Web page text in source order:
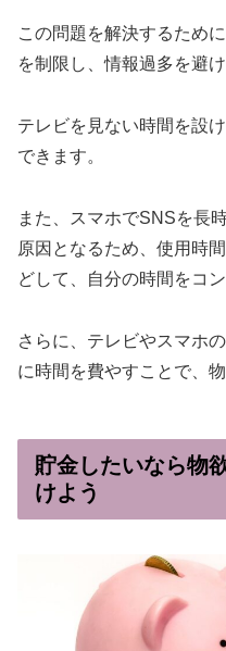
この問題を解決するため
を制限し、情報過多を避
テレビを見ない時間を設
できます。
また、スマホでSNSを長
原因となるため、使用時
どして、自分の時間をコ
さらに、テレビやスマホ
に時間を費やすことで、
貯金したいなら物
けよう